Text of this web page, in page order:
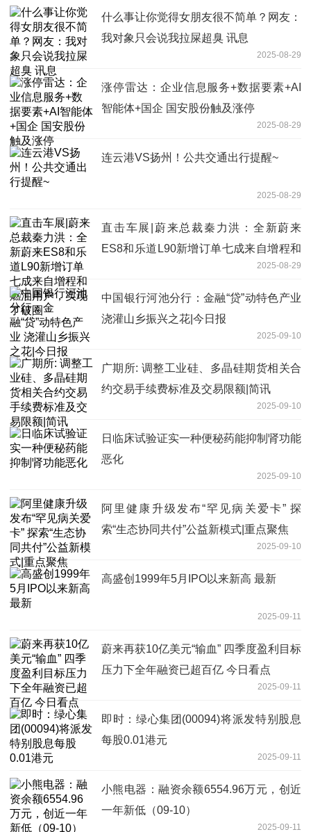
什么事让你觉得女朋友很不简单？网友：
我对象只会说我拉屎超臭 讯息
2025-08-29
涨停雷达：企业信息服务+数据要素+AI
智能体+国企 国安股份触及涨停
2025-08-29
连云港VS扬州！公共交通出行提醒~
2025-08-29
直击车展|蔚来总裁秦力洪：全新蔚来
ES8和乐道L90新增订单七成来自增程和
2025-08-29
中国银行河池分行：金融“贷”动特色产业
浇灌山乡振兴之花|今日报
2025-09-10
广期所: 调整工业硅、多晶硅期货相关合
约交易手续费标准及交易限额|简讯
2025-09-10
日临床试验证实一种便秘药能抑制肾功能
恶化
2025-09-10
阿里健康升级发布“罕见病关爱卡” 探
索“生态协同共付”公益新模式|重点聚焦
2025-09-10
高盛创1999年5月IPO以来新高 最新
2025-09-11
蔚来再获10亿美元“输血” 四季度盈利目标
压力下全年融资已超百亿 今日看点
2025-09-11
即时：绿心集团(00094)将派发特别股息
每股0.01港元
2025-09-11
小熊电器：融资余额6554.96万元，创近
一年新低（09-10）
2025-09-11